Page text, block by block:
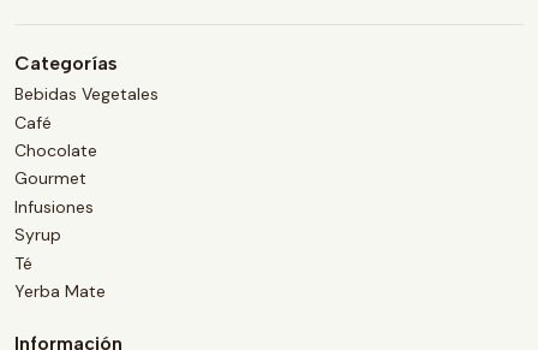
Categorías
Bebidas Vegetales
Café
Chocolate
Gourmet
Infusiones
Syrup
Té
Yerba Mate
Información